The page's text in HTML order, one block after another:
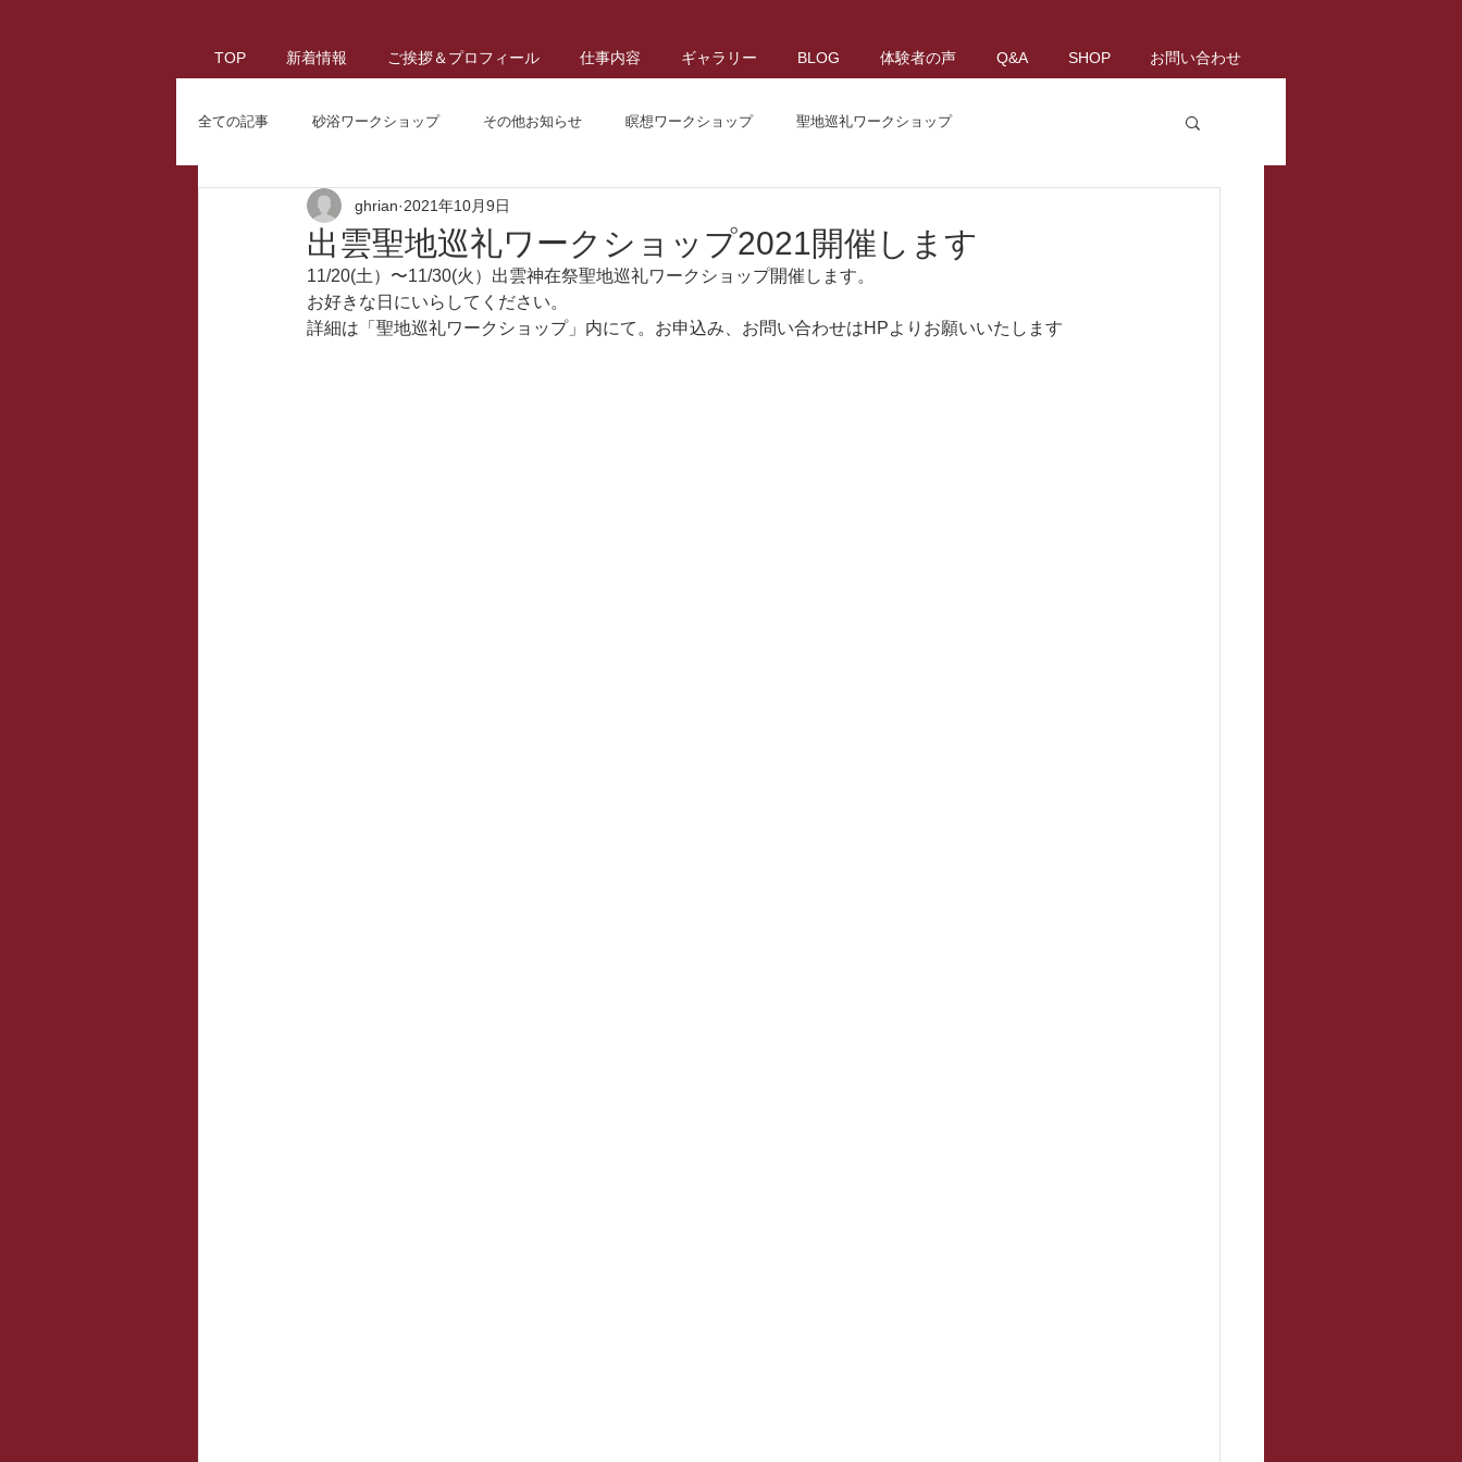
TOP 新着情報 ご挨拶＆プロフィール 仕事内容 ギャラリー BLOG 体験者の声 Q&A SHOP お問い合わせ
全ての記事 砂浴ワークショップ その他お知らせ 瞑想ワークショップ 聖地巡礼ワークショップ
出雲聖地巡礼ワークショップ2021開催します
ghrian 2021年10月9日
11/20(土）〜11/30(火）出雲神在祭聖地巡礼ワークショップ開催します。
お好きな日にいらしてください。
詳細は「聖地巡礼ワークショップ」内にて。お申込み、お問い合わせはHPよりお願いいたします